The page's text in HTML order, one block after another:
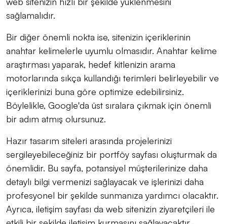
sağlamalıdır.
Bir diğer önemli nokta ise, sitenizin içeriklerinin
anahtar kelimelerle uyumlu olmasıdır. Anahtar kelime
araştırması yaparak, hedef kitlenizin arama
motorlarında sıkça kullandığı terimleri belirleyebilir ve
içeriklerinizi buna göre optimize edebilirsiniz.
Böylelikle, Google'da üst sıralara çıkmak için önemli
bir adım atmış olursunuz.
Hazır tasarım siteleri arasında projelerinizi
sergileyebileceğiniz bir portföy sayfası oluşturmak da
önemlidir. Bu sayfa, potansiyel müşterilerinize daha
detaylı bilgi vermenizi sağlayacak ve işlerinizi daha
profesyonel bir şekilde sunmanıza yardımcı olacaktır.
Ayrıca, iletişim sayfası da web sitenizin ziyaretçileri ile